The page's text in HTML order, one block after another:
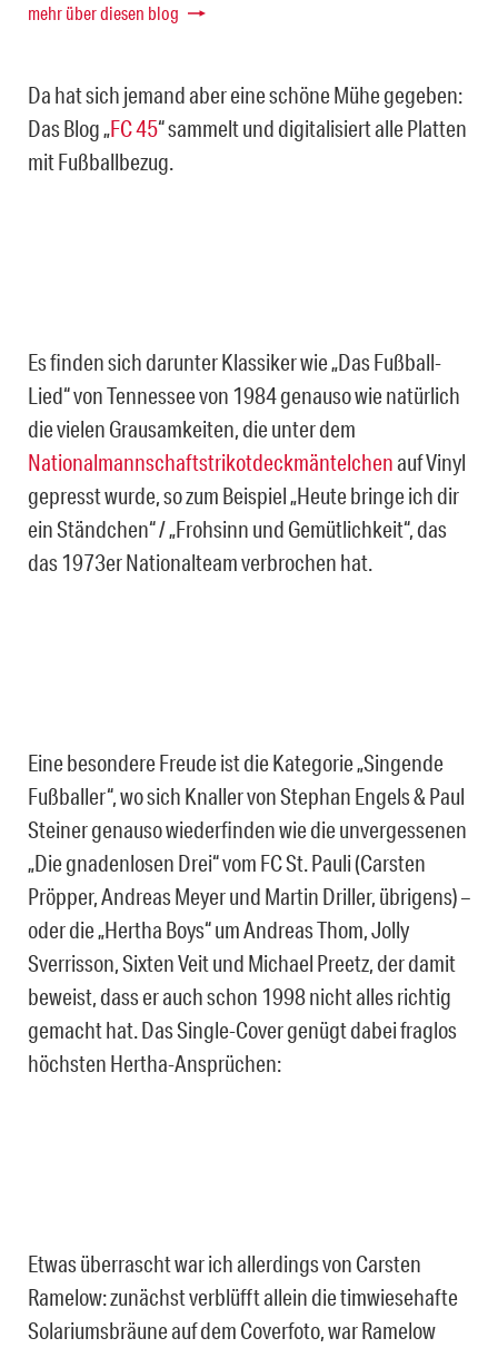
mehr über diesen blog
Da hat sich jemand aber eine schöne Mühe gegeben:
Das Blog „FC 45“ sammelt und digitalisiert alle Platten
mit Fußballbezug.
Es finden sich darunter Klassiker wie „Das Fußball-
Lied“ von Tennessee von 1984 genauso wie natürlich
die vielen Grausamkeiten, die unter dem
Nationalmannschaftstrikotdeckmäntelchenauf Vinyl
gepresst wurde, so zum Beispiel „Heute bringe ich dir
ein Ständchen“ / „Frohsinn und Gemütlichkeit“, das
das 1973er Nationalteam verbrochen hat.
Eine besondere Freude ist die Kategorie „Singende
Fußballer“, wo sich Knaller von Stephan Engels & Paul
Steiner genauso wiederfinden wie die unvergessenen
„Die gnadenlosen Drei“ vom FC St. Pauli (Carsten
Pröpper, Andreas Meyer und Martin Driller, übrigens) –
oder die „Hertha Boys“ um Andreas Thom, Jolly
Sverrisson, Sixten Veit und Michael Preetz, der damit
beweist, dass er auch schon 1998 nicht alles richtig
gemacht hat. Das Single-Cover genügt dabei fraglos
höchsten Hertha-Ansprüchen:
Etwas überrascht war ich allerdings von Carsten
Ramelow: zunächst verblüfft allein die timwiesehafte
Solariumsbräune auf dem Coverfoto, war Ramelow